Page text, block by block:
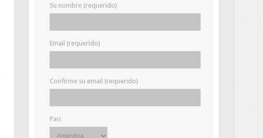
Su nombre (requerido)
Email (requerido)
Confirme su email (requerido)
Pais